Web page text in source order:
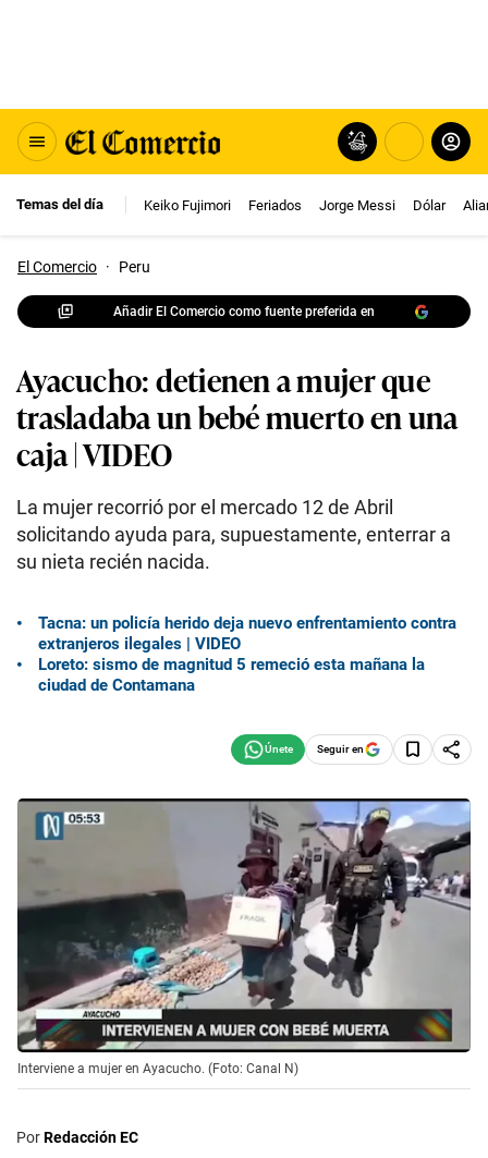
Temas del día Keiko Fujimori Feriados Jorge Messi Dólar
El Comercio · Peru
Añadir El Comercio como fuente preferida en
Ayacucho: detienen a mujer que
trasladaba un bebé muerto en una
caja | VIDEO
La mujer recorrió por el mercado 12 de Abril
solicitando ayuda para, supuestamente, enterrar a
su nieta recién nacida.
Tacna: un policía herido deja nuevo enfrentamiento contra
extranjeros ilegales | VIDEO
Loreto: sismo de magnitud 5 remeció esta mañana la
ciudad de Contamana
Seguir en
Interviene a mujer en Ayacucho. (Foto: Canal N)
PorRedacción EC